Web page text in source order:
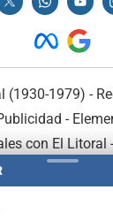
(1930-1979) -
-
con El Litoral